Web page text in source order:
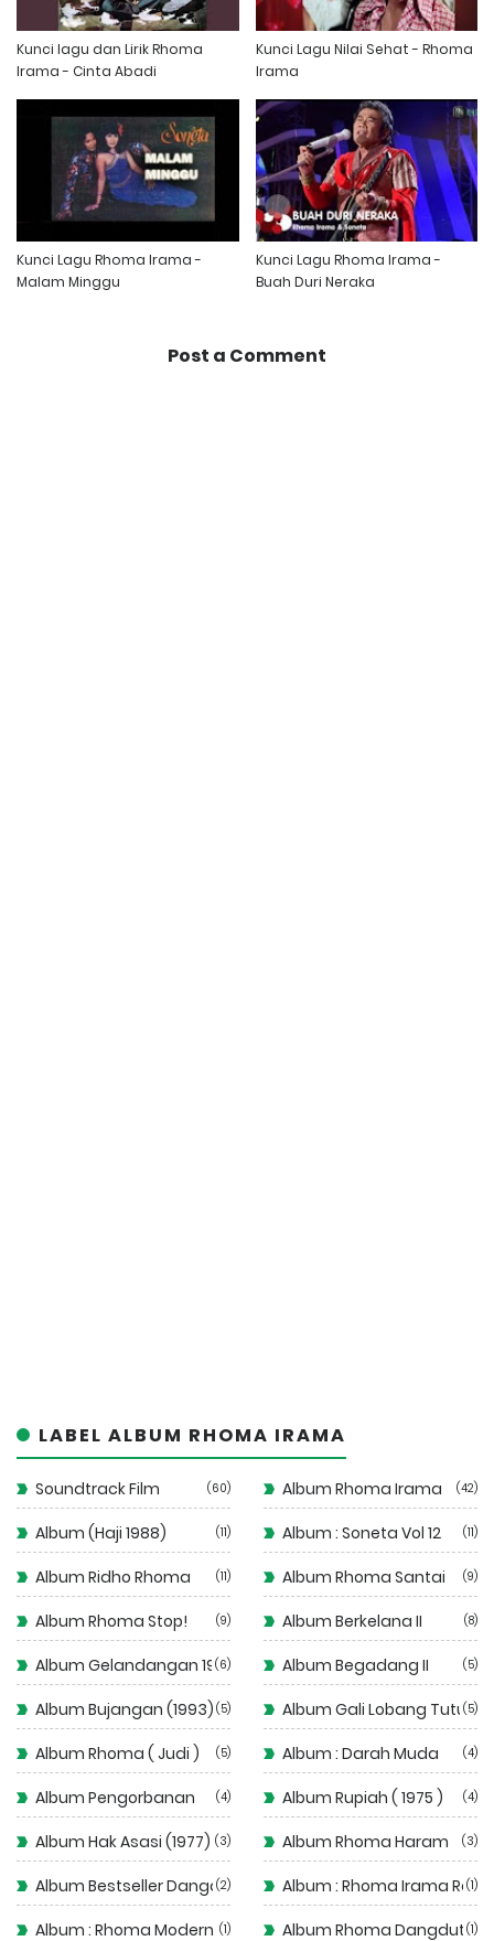
Kunci lagu dan Lirik Rhoma
Irama - Cinta Abadi
Kunci Lagu Nilai Sehat - Rhoma
Irama
Kunci Lagu Rhoma Irama -
Malam Minggu
Kunci Lagu Rhoma Irama -
Buah Duri Neraka
Post a Comment
LABEL ALBUM RHOMA IRAMA
Soundtrack Film 60 Album Rhoma Irama 42
Album (Haji 1988) 11 Album : Soneta Vol 12 11
Album Ridho Rhoma 11 Album Rhoma Santai 9
Album Rhoma Stop! 9 Album Berkelana II 8
Album Gelandangan 1972
6 Album Begadang II 5
Album Bujangan (1993) 5 Album Gali Lobang Tutup
5
Album Rhoma ( Judi ) 5 Album : Darah Muda 4
Album Pengorbanan 4 Album Rupiah ( 1975 ) 4
Album Hak Asasi (1977) 3 Album Rhoma Haram 3
Album Bestseller Dangdut
2 Album : Rhoma Irama Rela
1
Album : Rhoma Modern 1 Album Rhoma Dangdut 1